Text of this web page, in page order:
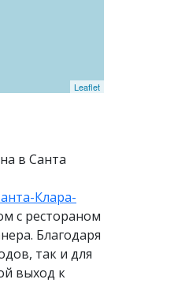
Leaflet
в Санта
Клара-
с рестораном
Благодаря
так и для
выход к